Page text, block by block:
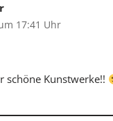
17:41 Uhr
schöne Kunstwerke!!